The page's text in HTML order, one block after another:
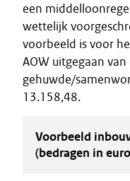
een
wettelijk
voorbeeld is voor
AOW uitgegaan
gehuwde/
13.158,48.
Voorbeeld
(bedragen in